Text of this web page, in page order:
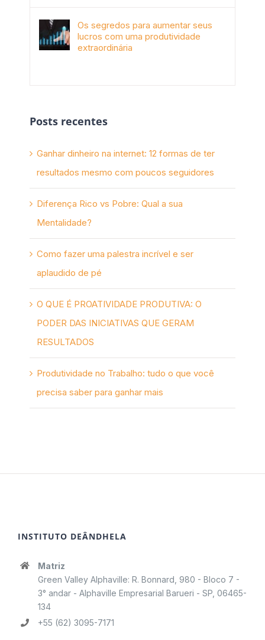
Os segredos para aumentar seus
lucros com uma produtividade
extraordinária
Posts recentes
Ganhar dinheiro na internet: 12 formas de ter
resultados mesmo com poucos seguidores
Diferença Rico vs Pobre: Qual a sua
Mentalidade?
Como fazer uma palestra incrível e ser
aplaudido de pé
O QUE É PROATIVIDADE PRODUTIVA: O
PODER DAS INICIATIVAS QUE GERAM
RESULTADOS
Produtividade no Trabalho: tudo o que você
precisa saber para ganhar mais
INSTITUTO DEÂNDHELA
Matriz
Green Valley Alphaville: R. Bonnard, 980 - Bloco 7 -
3° andar - Alphaville Empresarial Barueri - SP, 06465-
134
+55 (62) 3095-7171